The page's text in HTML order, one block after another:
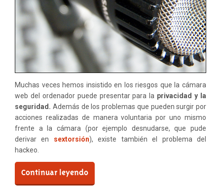
Muchas veces hemos insistido en los riesgos que la cámara
web del ordenador puede presentar para la privacidad y la
seguridad. Además de los problemas que pueden surgir por
acciones realizadas de manera voluntaria por uno mismo
frente a la cámara (por ejemplo desnudarse, que pude
derivar en sextorsión), existe también el problema del
hackeo.
Continuar leyendo